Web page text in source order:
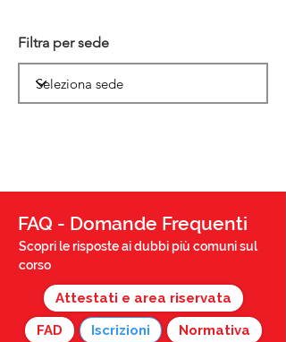
Filtra per sede
FAQ - Domande Frequenti
Scopri le risposte ai dubbi più comuni sul
corso
Attestati e area riservata
FAD
Iscrizioni Normativa